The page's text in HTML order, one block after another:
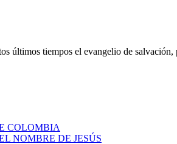
últimos tiempos el evangelio de
COLOMBIA
NOMBRE DE JESÚS